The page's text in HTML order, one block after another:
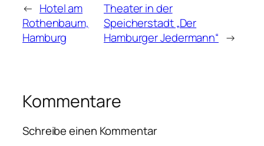
← Hotel am
Rothenbaum,
Hamburg
Theater in der
Speicherstadt „Der
Hamburger Jedermann“ →
Kommentare
Schreibe einen Kommentar